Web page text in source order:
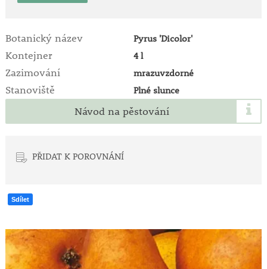
Botanický název Pyrus 'Dicolor'
Kontejner 4 l
Zazimování mrazuvzdorné
Stanoviště Plné slunce
Návod na pěstování
PŘIDAT K POROVNÁNÍ
Sdílet